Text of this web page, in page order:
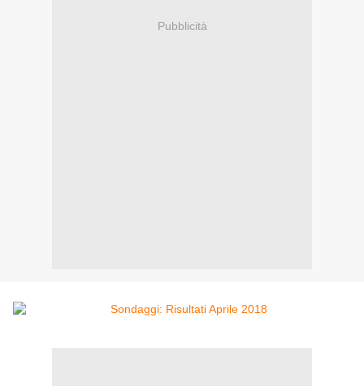
Pubblicità